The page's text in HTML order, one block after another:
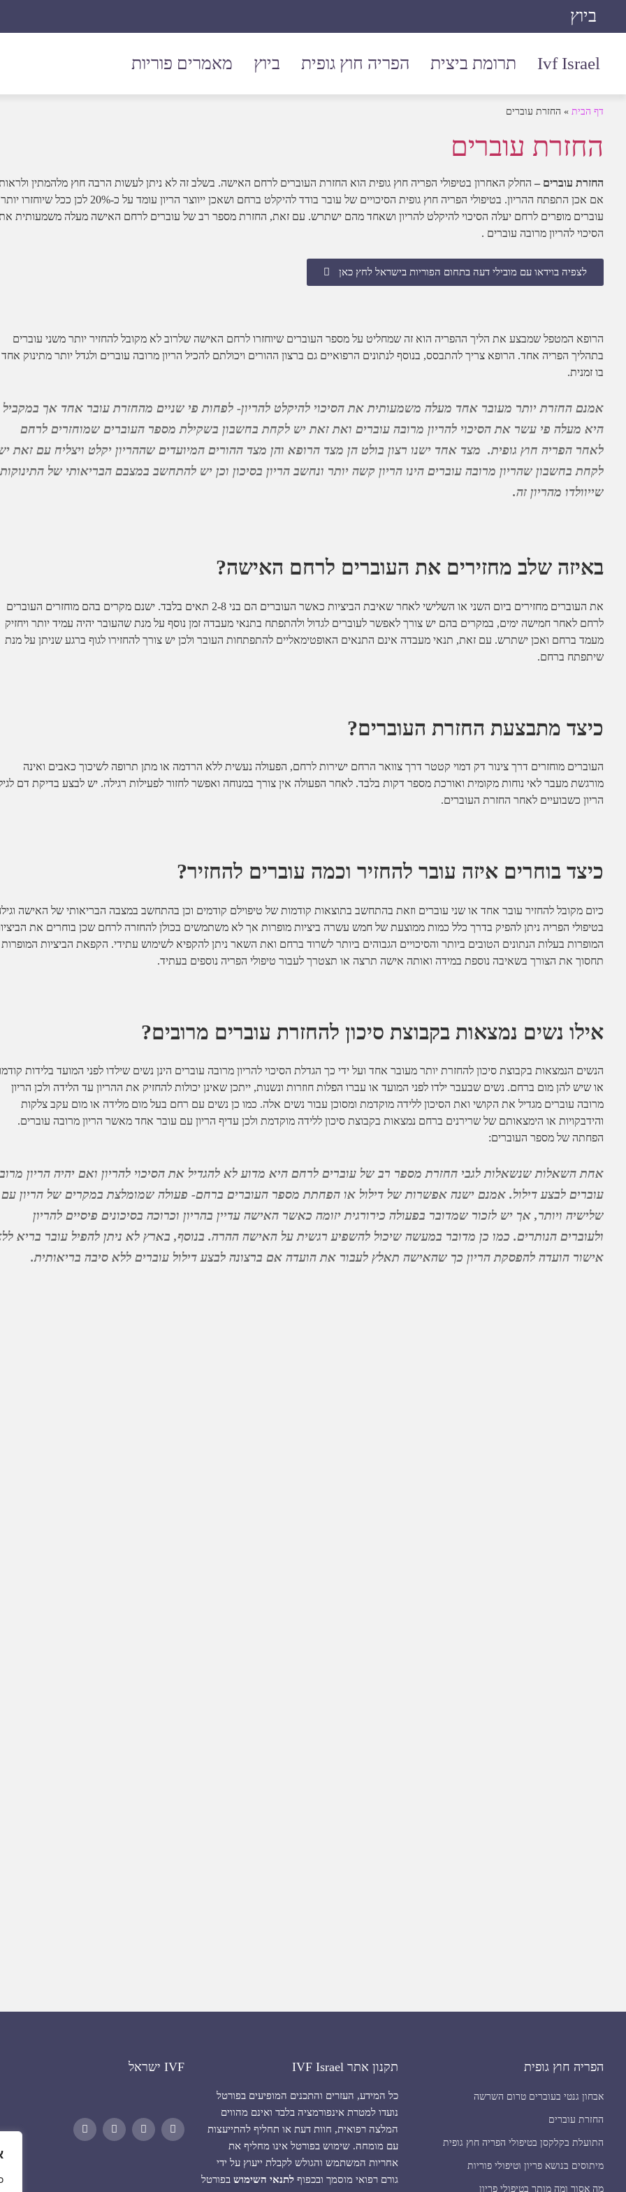
ביוץ
Ivf Israel תרומת ביצית הפריה חוץ גופית ביוץ מאמרים פוריות
דף הבית » החזרת עוברים
החזרת עוברים
החזרת עוברים – החלק האחרון בטיפולי הפריה חוץ גופית הוא החזרת העוברים לרחם האישה. בשלב זה לא ניתן לעשות הרבה חוץ מלהמתין
אם אכן התפתח ההריון. בטיפולי הפריה חוץ גופית הסיכויים של עובר בודד להיקלט ברחם ושאכן ייווצר הריון עומד על כ-20% לכן ככל שיוחזרו יותר
עוברים מופרים לרחם יעלה הסיכוי להיקלט להריון ושאחד מהם ישתרש. עם זאת, החזרת מספר רב של עוברים לרחם האישה מעלה משמעותית
הסיכוי להריון מרובה עוברים .
לצפיה בוידאו עם מובילי דעה בתחום הפוריות בישראל לחץ כאן
הרופא המטפל שמבצע את הליך ההפריה הוא זה שמחליט על מספר העוברים שיוחזרו לרחם האישה שלרוב לא מקובל להחזיר יותר משני עוברים
בתהליך הפריה אחד. הרופא צריך להתבסס, בנוסף לנתונים הרפואיים גם ברצון ההורים ויכולתם להכיל הריון מרובה עוברים ולגדל יותר מתינוק אחד
בו זמנית.
אמנם החזרת יותר מעובר אחד מעלה משמעותית את הסיכוי להיקלט להריון- לפחות פי שניים מהחזרת עובר אחד אך במקביל
היא מעלה פי עשר את הסיכוי להריון מרובה עוברים ואת זאת יש לקחת בחשבון בשקילת מספר העוברים שמוחזרים לרחם
לאחר הפריה חוץ גופית. מצד אחד ישנו רצון בולט הן מצד הרופא והן מצד ההורים המיועדים שההריון יקלט ויצליח עם זאת
לקחת בחשבון שהריון מרובה עוברים הינו הריון קשה יותר ונחשב הריון בסיכון וכן יש להתחשב במצבם הבריאותי של התינוקות
שייוולדו מהריון זה.
באיזה שלב מחזירים את העוברים לרחם האישה?
את העוברים מחזירים ביום השני או השלישי לאחר שאיבת הביציות כאשר העוברים הם בני 2-8 תאים בלבד. ישנם מקרים בהם מוחזרים העוברים
לרחם לאחר חמישה ימים, במקרים בהם יש צורך לאפשר לעוברים לגדול ולהתפתח בתנאי מעבדה זמן נוסף על מנת שהעובר יהיה עמיד יותר ויחזיק
מעמד ברחם ואכן ישתרש. עם זאת, תנאי מעבדה אינם התנאים האופטימאליים להתפתחות העובר ולכן יש צורך להחזירו לגוף ברגע שניתן על מנת
שיתפתח ברחם.
כיצד מתבצעת החזרת העוברים?
העוברים מוחזרים דרך צינור דק דמוי קטטר דרך צוואר הרחם ישירות לרחם, הפעולה נעשית ללא הרדמה או מתן תרופה לשיכוך כאבים ואינה
מורגשת מעבר לאי נוחות מקומית ואורכת מספר דקות בלבד. לאחר הפעולה אין צורך במנוחה ואפשר לחזור לפעילות רגילה. יש לבצע בדיקת דם
הריון כשבועיים לאחר החזרת העוברים.
כיצד בוחרים איזה עובר להחזיר וכמה עוברים להחזיר?
כיום מקובל להחזיר עובר אחד או שני עוברים וזאת בהתחשב בתוצאות קודמות של טיפוילם קודמים וכן בהתחשב במצבה הבריאותי של האישה
בטיפולי הפריה ניתן להפיק בדרך כלל כמות ממוצעת של חמש עשרה ביציות מופרות אך לא משתמשים בכולן להחזרה לרחם שכן בוחרים את
המופרות בעלות הנתונים הטובים ביותר והסיכויים הגבוהים ביותר לשרוד ברחם ואת השאר ניתן להקפיא לשימוש עתידי. הקפאת הביציות המופרות
תחסוך את הצורך בשאיבה נוספת במידה ואותה אישה תרצה או תצטרך לעבור טיפולי הפריה נוספים בעתיד.
אילו נשים נמצאות בקבוצת סיכון להחזרת עוברים מרובים?
הנשים הנמצאות בקבוצת סיכון להחזרת יותר מעובר אחד ועל ידי כך הגדלת הסיכוי להריון מרובה עוברים הינן נשים שילדו לפני המועד בלידות
או שיש להן מום ברחם. נשים שבעבר ילדו לפני המועד או עברו הפלות חוזרות ונשנות, ייתכן שאינן יכולות להחזיק את ההריון עד הלידה ולכן הריון
מרובה עוברים מגדיל את הקושי ואת הסיכון ללידה מוקדמת ומסוכן עבור נשים אלה. כמו כן נשים עם רחם בעל מום מלידה או מום עקב צלקות
והידבקויות או הימצאותם של שרירנים ברחם נמצאות בקבוצת סיכון ללידה מוקדמת ולכן עדיף הריון עם עובר אחד מאשר הריון מרובה עוברים.
הפחתה של מספר העוברים:
אחת השאלות שנשאלות לגבי החזרת מספר רב של עוברים לרחם היא מדוע לא להגדיל את הסיכוי להריון ואם יהיה הריון
עוברים לבצע דילול. אמנם ישנה אפשרות של דילול או הפחתת מספר העוברים ברחם- פעולה שמומלצת במקרים של הריון עם
שלישיה ויותר, אך יש לזכור שמדובר בפעולה כירורגית יזומה כאשר האישה עדיין בהריון וכרוכה בסיכונים פיסיים להריון
ולעוברים הנותרים. כמו כן מדובר במעשה שיכול להשפיע רגשית על האישה ההרה. בנוסף, בארץ לא ניתן להפיל עובר בריא
אישור הועדה להפסקת הריון כך שהאישה תאלץ לעבור את הועדה אם ברצונה לבצע דילול עוברים ללא סיבה בריאותית.
הפריה חוץ גופית
אבחון גנטי בעוברים טרום השרשה
החזרת עוברים
התועלת בקלקסן בטיפולי הפריה חוץ גופית
מיתוסים בנושא פריון וטיפולי פוריות
מה אסור ומה מותר בטיפולי פריון
תקנון אתר IVF Israel
כל המידע, העזרים והתכנים המופיעים בפורטל
נועדו למטרת אינפורמציה בלבד ואינם מהווים
המלצה רפואית, חוות דעת או תחליף להתייעצות
עם מומחה. שימוש בפורטל אינו מחליף את
אחריות המשתמש והגולש לקבלת ייעוץ על ידי
גורם רפואי מוסמך ובכפוףלתנאי השימוש בפורטל
IVF ישראל